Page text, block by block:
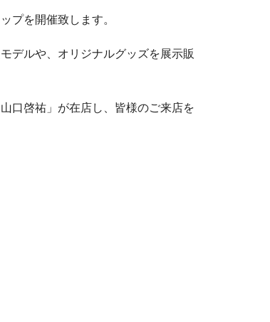
プを開催致します。
デルや、オリジナルグッズを展示販
口啓祐」が在店し、皆様のご来店を